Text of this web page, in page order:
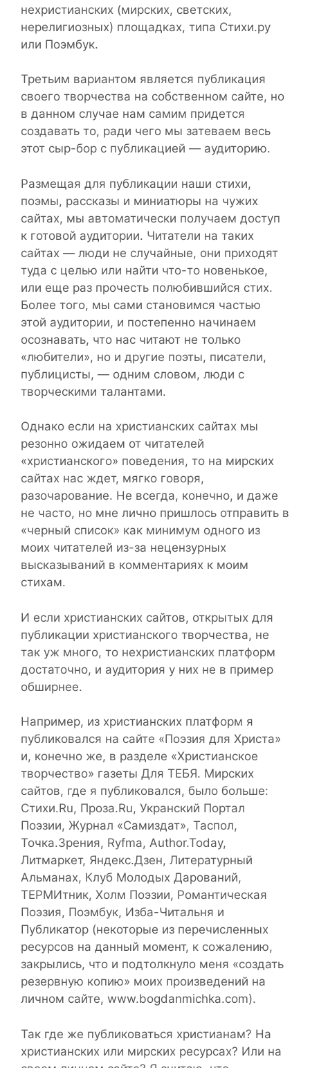
нехристианских (мирских, светских,
нерелигиозных) площадках, типа Стихи.ру
или Поэмбук.
Третьим вариантом является публикация
своего творчества на собственном сайте, но
в данном случае нам самим придется
создавать то, ради чего мы затеваем весь
этот сыр-бор с публикацией — аудиторию.
Размещая для публикации наши стихи,
поэмы, рассказы и миниатюры на чужих
сайтах, мы автоматически получаем доступ
к готовой аудитории. Читатели на таких
сайтах — люди не случайные, они приходят
туда с целью или найти что-то новенькое,
или еще раз прочесть полюбившийся стих.
Более того, мы сами становимся частью
этой аудитории, и постепенно начинаем
осознавать, что нас читают не только
«любители», но и другие поэты, писатели,
публицисты, — одним словом, люди с
творческими талантами.
Однако если на христианских сайтах мы
резонно ожидаем от читателей
«христианского» поведения, то на мирских
сайтах нас ждет, мягко говоря,
разочарование. Не всегда, конечно, и даже
не часто, но мне лично пришлось отправить в
«черный список» как минимум одного из
моих читателей из-за нецензурных
высказываний в комментариях к моим
стихам.
И если христианских сайтов, открытых для
публикации христианского творчества, не
так уж много, то нехристианских платформ
достаточно, и аудитория у них не в пример
обширнее.
Например, из христианских платформ я
публиковался на сайте «Поэзия для Христа»
и, конечно же, в разделе «Христианское
творчество» газеты Для ТЕБЯ. Мирских
сайтов, где я публиковался, было больше:
Стихи.Ru, Проза.Ru, Укранский Портал
Поэзии, Журнал «Самиздат», Таспол,
Точка.Зрения, Ryfma, Author.Today,
Литмаркет, Яндекс.Дзен, Литературный
Альманах, Клуб Молодых Дарований,
ТЕРМИтник, Холм Поэзии, Романтическая
Поэзия, Поэмбук, Изба-Читальня и
Публикатор (некоторые из перечисленных
ресурсов на данный момент, к сожалению,
закрылись, что и подтолкнуло меня «создать
резервную копию» моих произведений на
личном сайте, www.bogdanmichka.com).
Так где же публиковаться христианам? На
христианских или мирских ресурсах? Или на